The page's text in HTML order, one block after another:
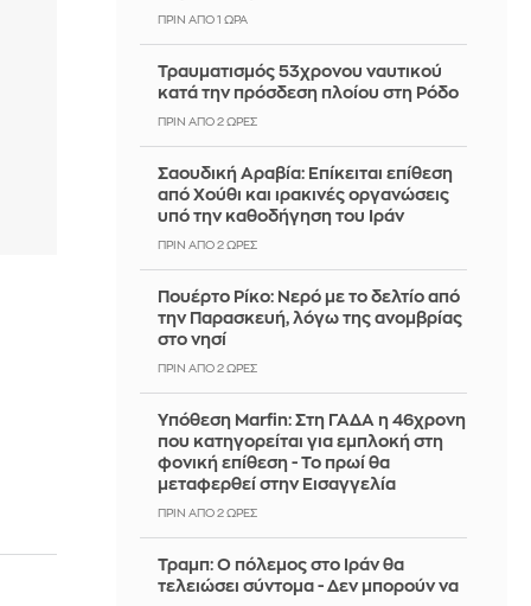
ΠΡΙΝ ΑΠΌ 1 ΏΡΑ
Τραυματισμός 53χρονου ναυτικού
κατά την πρόσδεση πλοίου στη Ρόδο
ΠΡΙΝ ΑΠΌ 2 ΏΡΕΣ
Σαουδική Αραβία: Επίκειται επίθεση
από Χούθι και ιρακινές οργανώσεις
υπό την καθοδήγηση του Ιράν
ΠΡΙΝ ΑΠΌ 2 ΏΡΕΣ
Πουέρτο Ρίκο: Νερό με το δελτίο από
την Παρασκευή, λόγω της ανομβρίας
στο νησί
ΠΡΙΝ ΑΠΌ 2 ΏΡΕΣ
Υπόθεση Marfin: Στη ΓΑΔΑ η 46χρονη
που κατηγορείται για εμπλοκή στη
φονική επίθεση - Το πρωί θα
μεταφερθεί στην Εισαγγελία
ΠΡΙΝ ΑΠΌ 2 ΏΡΕΣ
Τραμπ: Ο πόλεμος στο Ιράν θα
τελειώσει σύντομα - Δεν μπορούν να